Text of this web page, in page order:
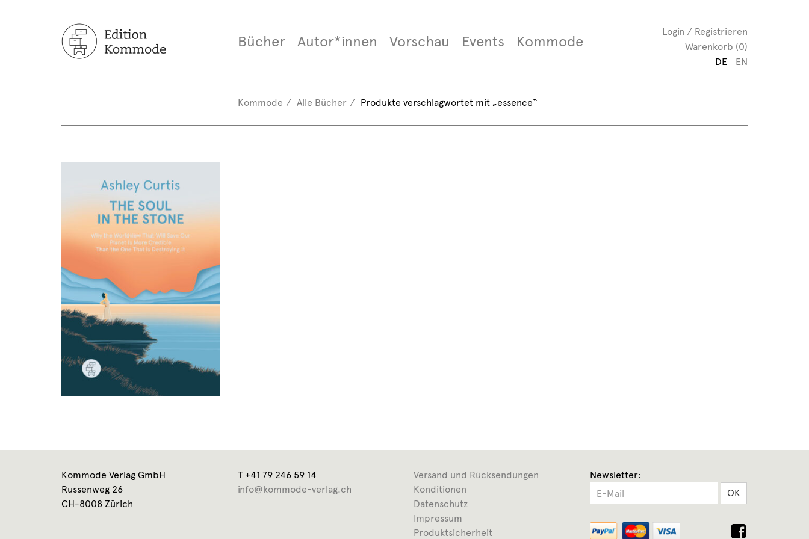
Bücher Autor*innen Vorschau Events Kommode
Login / Registrieren
Warenkorb (0)
DE
EN
Kommode Alle Bücher Produkte verschlagwortet mit „essence“
Kommode Verlag GmbH
Russenweg 26
CH-8008 Zürich
T +41 79 246 59 14
info@kommode-verlag.ch
Versand und Rücksendungen
Konditionen
Datenschutz
Impressum
Produktsicherheit
Newsletter:
OK